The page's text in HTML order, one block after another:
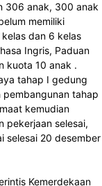
306 anak, 300 anak
memiliki
dan 6 kelas
Ingris, Paduan
kuota 10 anak .
tahap I gedung
pembangunan tahap
kemudian
pekerjaan selesai,
selesai 20 desember
Kemerdekaan